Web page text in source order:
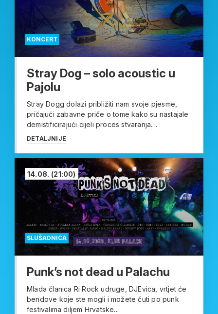
KONCERT
Stray Dog – solo acoustic u
Pajolu
Stray Dogg dolazi približiti nam svoje pjesme,
pričajući zabavne priče o tome kako su nastajale
demistificirajući cijeli proces stvaranja....
DETALJNIJE
SLUŠAONICA
14.08. (21:00)
Punk’s not dead u Palachu
Mlada članica Ri Rock udruge, DJEvica, vrtjet će
bendove koje ste mogli i možete čuti po punk
festivalima diljem Hrvatske...